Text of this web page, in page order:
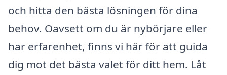
och hitta den bästa lösningen för dina
behov. Oavsett om du är nybörjare eller
har erfarenhet, finns vi här för att guida
dig mot det bästa valet för ditt hem. Låt